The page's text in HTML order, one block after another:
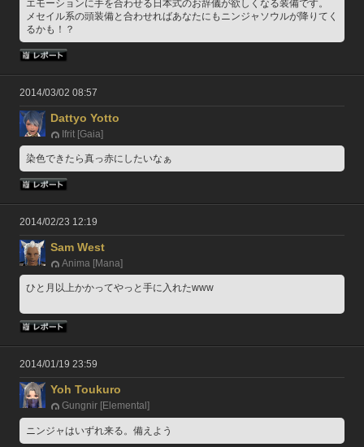
エモーションに手を合わせる日本式のお辞儀が欲しくなる装備です。
メセイル系の頭装備と合わせればあなたにもニンジャソウルが降りてく
るかも！？
2014/03/02 08:57
Dattyo Yotto
Ifrit [Gaia]
染色できたら真っ赤にしたいなぁ
2014/02/23 12:19
Sam West
Anima [Mana]
ひと月以上かかってやっと手に入れたwww
2014/01/19 23:59
Yoh Toukuro
Gungnir [Elemental]
ニンジャはいずれ来る。備えよう